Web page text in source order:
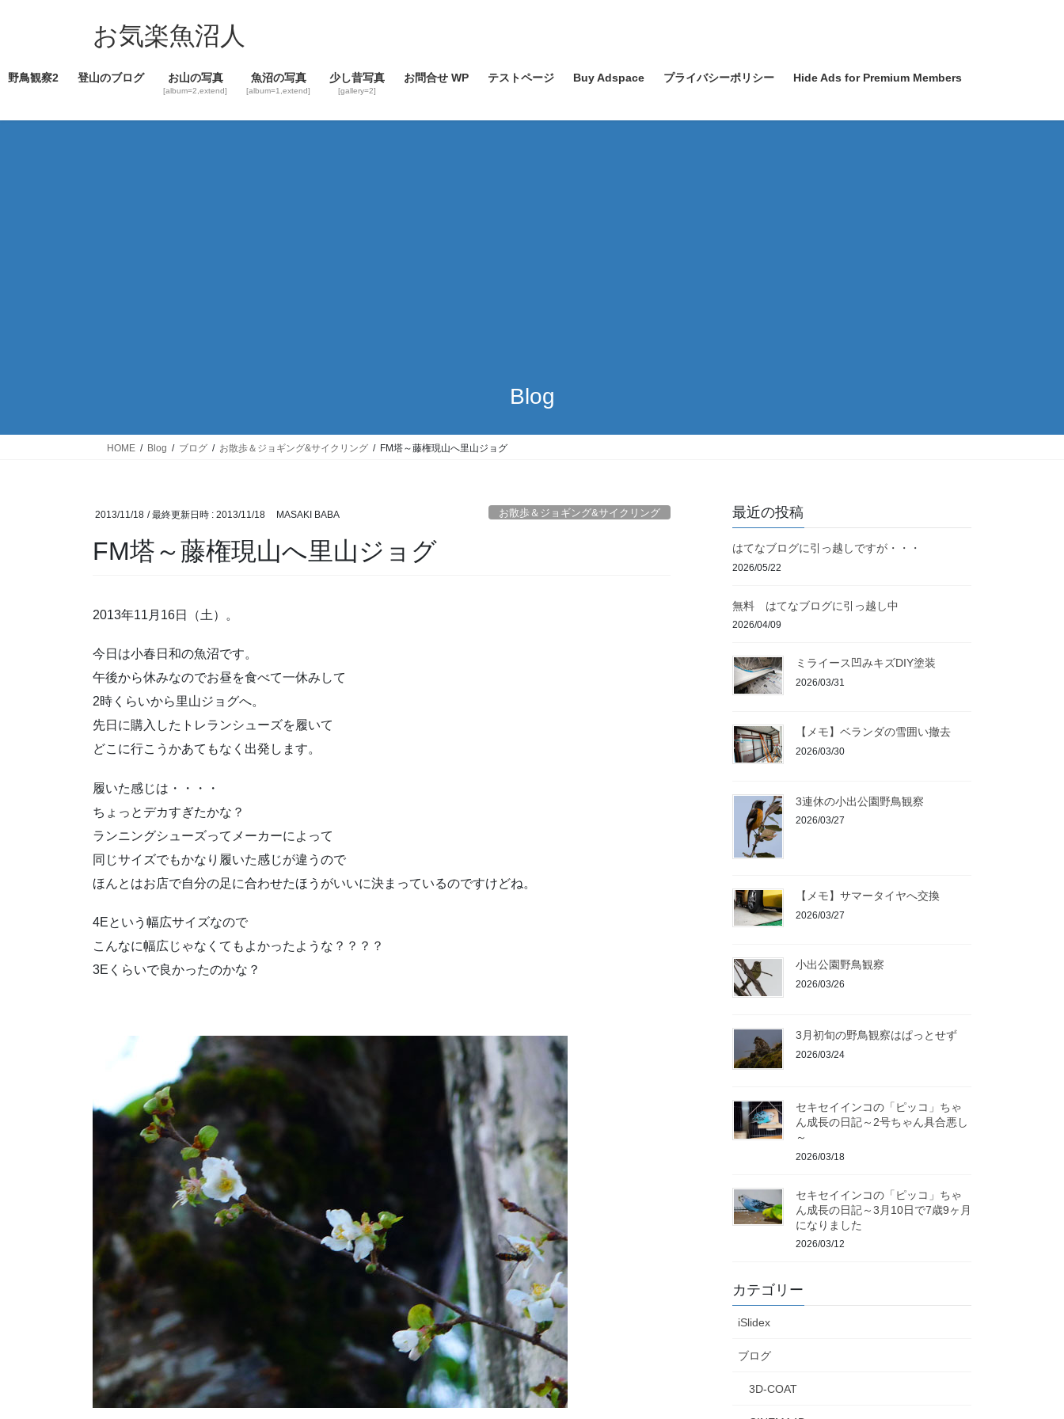
ツ
ス
シ
ン
お気楽魚沼人
野鳥観察2 登山のブログ お山の写真
[album=2,extend]
魚沼の写真
[album=1,extend]
少し昔写真
[gallery=2]
お問合せ WP テストページ Buy Adspace プライバシーポリシー Hide Ads for Premium Members
Blog
HOME Blog ブログ お散歩＆ジョギング&サイクリング FM塔～藤権現山へ里山ジョグ
2013/11/18 / 最終更新日時 : 2013/11/18 MASAKI BABA お散歩＆ジョギング&サイクリング
FM塔～藤権現山へ里山ジョグ
2013年11月16日（土）。
今日は小春日和の魚沼です。
午後から休みなのでお昼を食べて一休みして
2時くらいから里山ジョグへ。
先日に購入したトレランシューズを履いて
どこに行こうかあてもなく出発します。
履いた感じは・・・・
ちょっとデカすぎたかな？
ランニングシューズってメーカーによって
同じサイズでもかなり履いた感じが違うので
ほんとはお店で自分の足に合わせたほうがいいに決まっているのですけどね。
4Eという幅広サイズなので
こんなに幅広じゃなくてもよかったような？？？？
3Eくらいで良かったのかな？
最近の投稿
はてなブログに引っ越しですが・・・
2026/05/22
無料 はてなブログに引っ越し中
2026/04/09
ミライース凹みキズDIY塗装
2026/03/31
【メモ】ベランダの雪囲い撤去
2026/03/30
3連休の小出公園野鳥観察
2026/03/27
【メモ】サマータイヤへ交換
2026/03/27
小出公園野鳥観察
2026/03/26
3月初旬の野鳥観察はぱっとせず
2026/03/24
セキセイインコの「ピッコ」ちゃ
ん成長の日記～2号ちゃん具合悪し
～
2026/03/18
セキセイインコの「ピッコ」ちゃ
ん成長の日記～3月10日で7歳9ヶ月
になりました
2026/03/12
カテゴリー
iSlidex
ブログ
3D-COAT